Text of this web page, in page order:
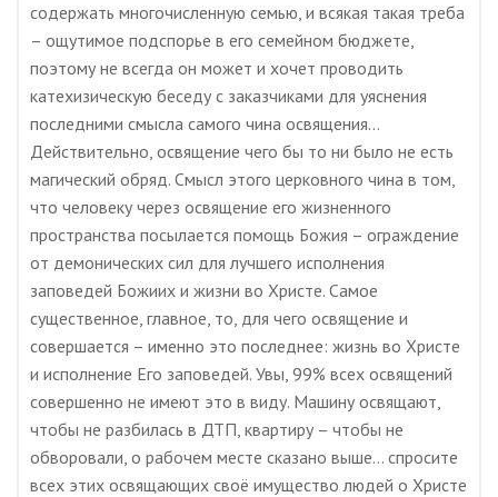
содержать многочисленную семью, и всякая такая треба
– ощутимое подспорье в его семейном бюджете,
поэтому не всегда он может и хочет проводить
катехизическую беседу с заказчиками для уяснения
последними смысла самого чина освящения…
Действительно, освящение чего бы то ни было не есть
магический обряд. Смысл этого церковного чина в том,
что человеку через освящение его жизненного
пространства посылается помощь Божия – ограждение
от демонических сил для лучшего исполнения
заповедей Божиих и жизни во Христе. Самое
существенное, главное, то, для чего освящение и
совершается – именно это последнее: жизнь во Христе
и исполнение Его заповедей. Увы, 99% всех освящений
совершенно не имеют это в виду. Машину освящают,
чтобы не разбилась в ДТП, квартиру – чтобы не
обворовали, о рабочем месте сказано выше… спросите
всех этих освящающих своё имущество людей о Христе